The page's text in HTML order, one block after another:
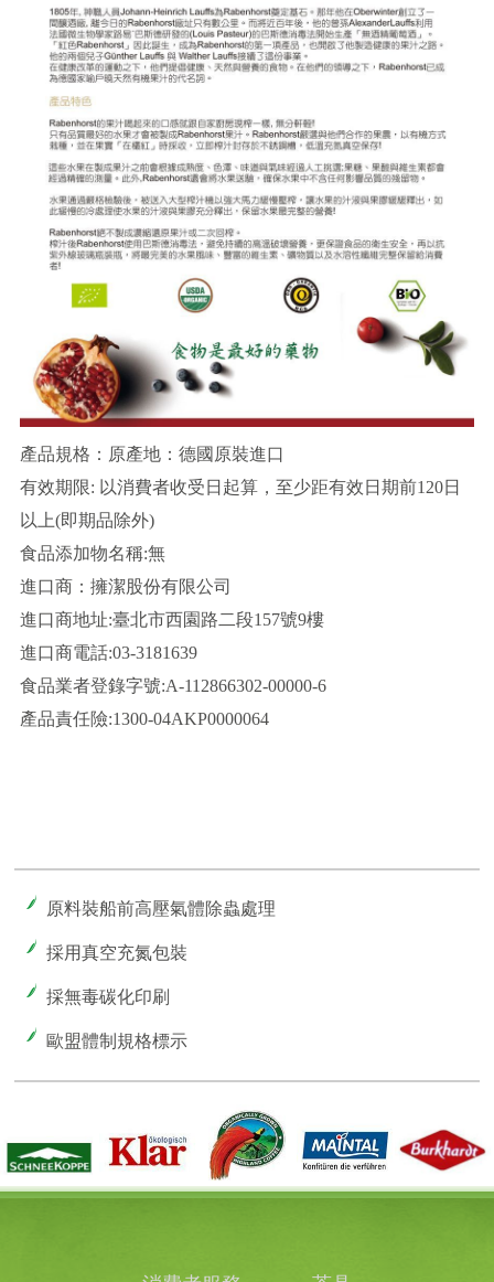
產品規格：原產地：德國原裝進口
有效期限: 以消費者收受日起算，至少距有效日期前120日
以上(即期品除外)
食品添加物名稱:無
進口商：擁潔股份有限公司
進口商地址:臺北市西園路二段157號9樓
進口商電話:03-3181639
食品業者登錄字號:A-112866302-00000-6
產品責任險:1300-04AKP0000064
原料裝船前高壓氣體除蟲處理
採用真空充氮包裝
採無毒碳化印刷
歐盟體制規格標示